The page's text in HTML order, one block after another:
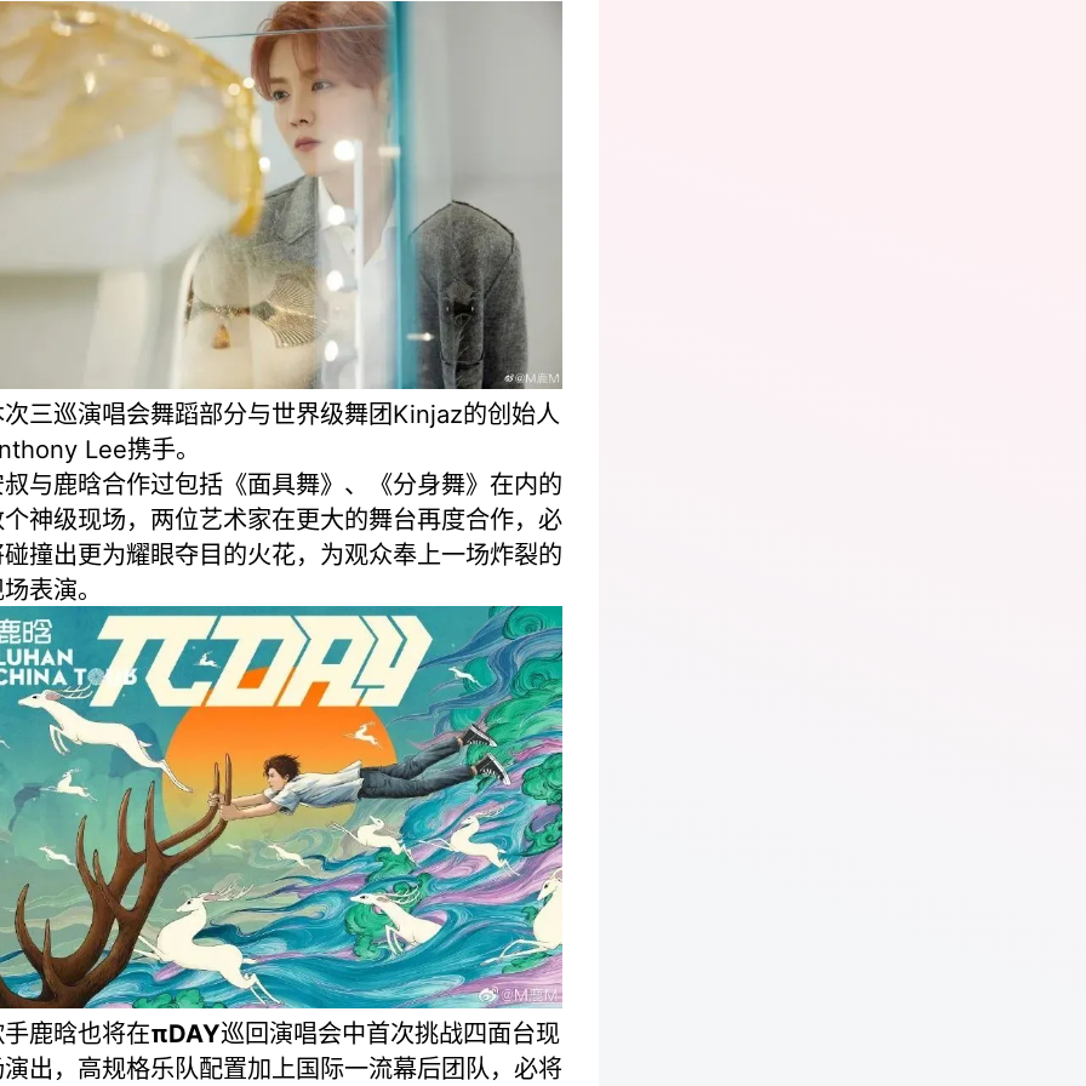
三巡演唱会舞蹈部分与世界级舞团Kinjaz的创始人
Lee携手。
与鹿晗合作过包括《面具舞》、《分身舞》在内的
神级现场，两位艺术家在更大的舞台再度合作，必
撞出更为耀眼夺目的火花，为观众奉上一场炸裂的
表演。
鹿晗也将在πDAY巡回演唱会中首次挑战四面台现
出，高规格乐队配置加上国际一流幕后团队，必将